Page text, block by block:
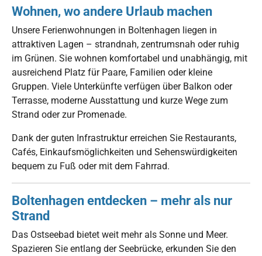
Wohnen, wo andere Urlaub machen
Unsere Ferienwohnungen in Boltenhagen liegen in
attraktiven Lagen – strandnah, zentrumsnah oder ruhig
im Grünen. Sie wohnen komfortabel und unabhängig, mit
ausreichend Platz für Paare, Familien oder kleine
Gruppen. Viele Unterkünfte verfügen über Balkon oder
Terrasse, moderne Ausstattung und kurze Wege zum
Strand oder zur Promenade.
Dank der guten Infrastruktur erreichen Sie Restaurants,
Cafés, Einkaufsmöglichkeiten und Sehenswürdigkeiten
bequem zu Fuß oder mit dem Fahrrad.
Boltenhagen entdecken – mehr als nur
Strand
Das Ostseebad bietet weit mehr als Sonne und Meer.
Spazieren Sie entlang der Seebrücke, erkunden Sie den